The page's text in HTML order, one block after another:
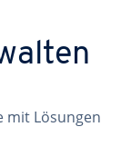
mit Lösungen